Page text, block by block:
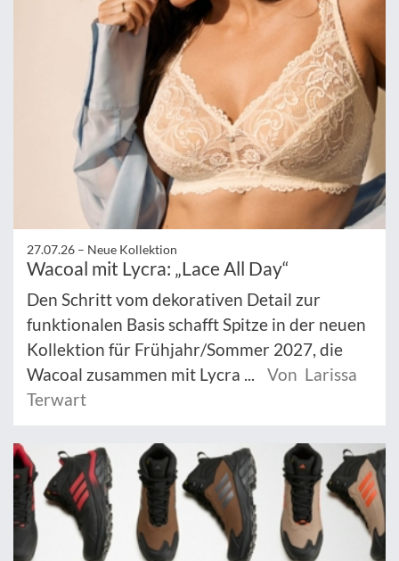
27.07.26 – Neue Kollektion
Wacoal mit Lycra: „Lace All Day“
Den Schritt vom dekorativen Detail zur
funktionalen Basis schafft Spitze in der neuen
Kollektion für Frühjahr/Sommer 2027, die
Wacoal zusammen mit Lycra ...
Von Larissa
Terwart